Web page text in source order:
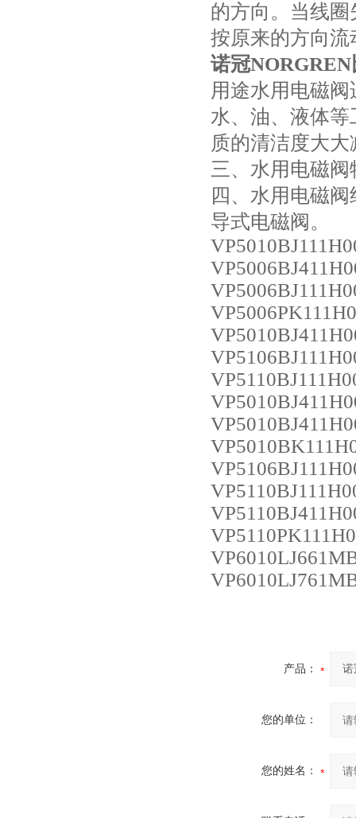
的方向。当线
按原来的方向流
诺冠
用途水用电磁
水、油、液体
质的清洁度大
三、水用电磁
四、水用电磁
导式电磁阀。
产品：
您的单位：
您的姓名：